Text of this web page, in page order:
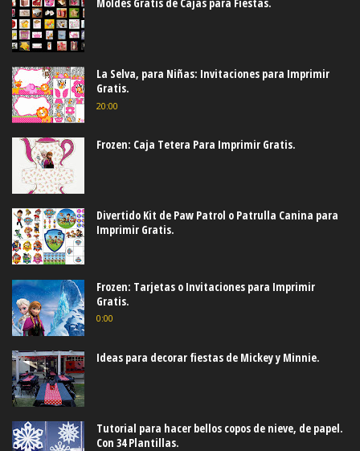
La Selva, para Niñas: Invitaciones para Imprimir
Gratis.
20:00
Frozen: Caja Tetera Para Imprimir Gratis.
Divertido Kit de Paw Patrol o Patrulla Canina para
Imprimir Gratis.
Frozen: Tarjetas o Invitaciones para Imprimir
Gratis.
0:00
Ideas para decorar fiestas de Mickey y Minnie.
Tutorial para hacer bellos copos de nieve, de papel.
Con 34 Plantillas.